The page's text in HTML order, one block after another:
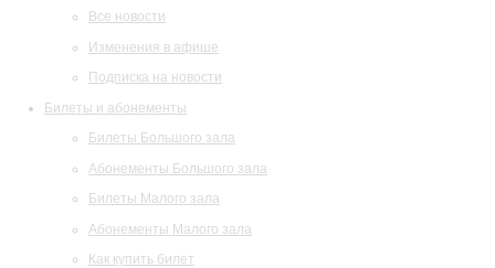
Все новости
Изменения в афише
Подписка на новости
Билеты и абонементы
Билеты Большого зала
Абонементы Большого зала
Билеты Малого зала
Абонементы Малого зала
Как купить билет